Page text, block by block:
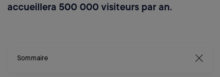
accueillera 500 000 visiteurs par an.
Sommaire